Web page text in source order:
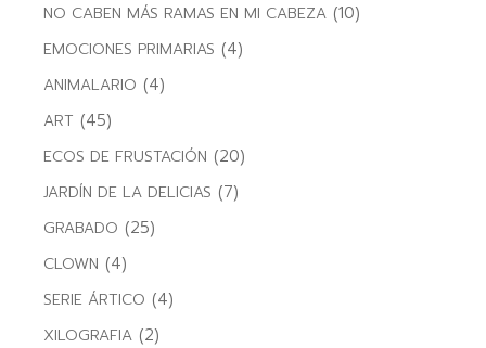
NO CABEN MÁS RAMAS EN MI CABEZA (10)
EMOCIONES PRIMARIAS (4)
ANIMALARIO (4)
ART (45)
ECOS DE FRUSTACIÓN (20)
JARDÍN DE LA DELICIAS (7)
GRABADO (25)
CLOWN (4)
SERIE ÁRTICO (4)
XILOGRAFIA (2)